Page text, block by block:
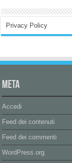
Privacy Policy
Meta
Accedi
Feed dei contenuti
Feed dei commenti
WordPress.org